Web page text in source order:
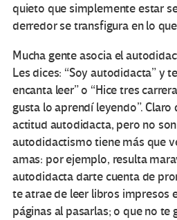
quieto que simplemente estar
derredor se transfigura en lo
Mucha gente asocia el
Les dices: “Soy autodidacta” y
encanta leer” o “Hice tres
gusta lo aprendí leyendo”. Claro
actitud autodidacta, pero no
autodidactismo tiene más que
amas: por ejemplo, resulta
autodidacta darte cuenta de
te atrae de leer libros impresos
páginas al pasarlas; o que no te